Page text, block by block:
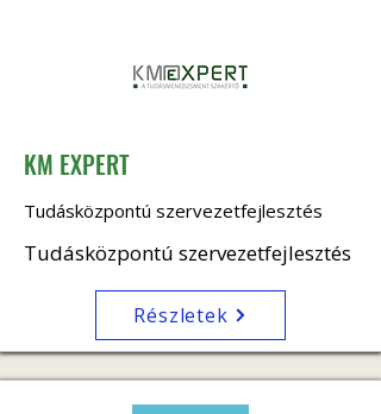
KM EXPERT
Tudásközpontú szervezetfejlesztés
Tudásközpontú szervezetfejlesztés
Részletek